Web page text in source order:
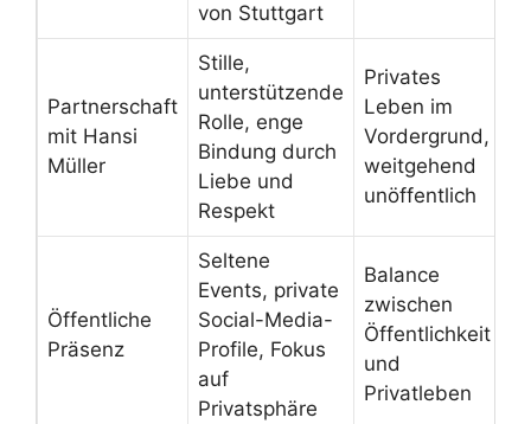
von Stuttgart
Partnerschaft
mit Hansi
Müller
Stille,
unterstützende
Rolle, enge
Bindung durch
Liebe und
Respekt
Privates
Leben im
Vordergrund,
weitgehend
unöffentlich
Öffentliche
Präsenz
Seltene
Events, private
Social-Media-
Profile, Fokus
auf
Privatsphäre
Balance
zwischen
Öffentlichkeit
und
Privatleben